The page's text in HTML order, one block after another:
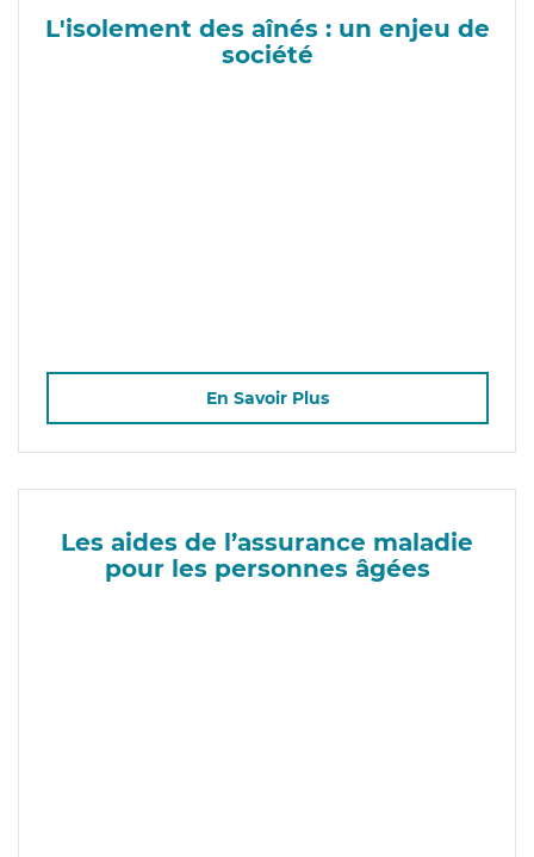
L'isolement des aînés : un enjeu de
société
En Savoir Plus
Les aides de l’assurance maladie
pour les personnes âgées